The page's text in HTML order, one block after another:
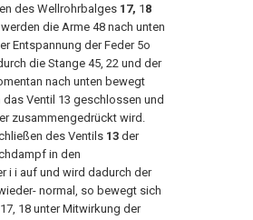
des Wellrohrbalges 17, 1 8
die Arme 48 nach unten
Entspannung der Feder 5o
die Stange 45, 22 und der
nach unten bewegt
Ventil 13 geschlossen und
zusammengedrückt wird.
des Ventils 13 der
in den
i i auf und wird dadurch der
normal, so bewegt sich
18 unter Mitwirkung der